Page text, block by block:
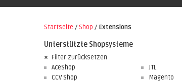
Startseite / Shop / Extensions
Unterstützte Shopsysteme
Filter zurücksetzen
AceShop
CCV Shop
JTL
Magento